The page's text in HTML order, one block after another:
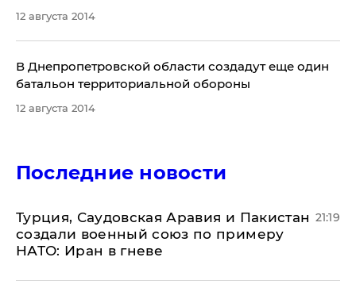
12 августа 2014
В Днепропетровской области создадут еще один
батальон территориальной обороны
12 августа 2014
Последние новости
Турция, Саудовская Аравия и Пакистан
создали военный союз по примеру
НАТО: Иран в гневе
21:19